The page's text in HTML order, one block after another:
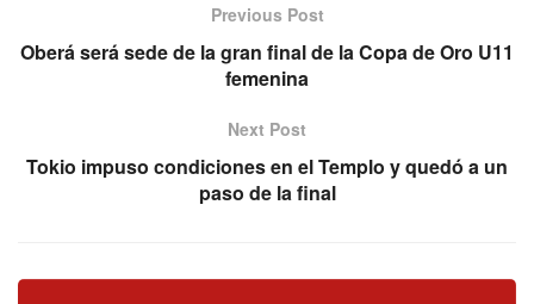
Previous Post
Oberá será sede de la gran final de la Copa de Oro U11
femenina
Next Post
Tokio impuso condiciones en el Templo y quedó a un
paso de la final